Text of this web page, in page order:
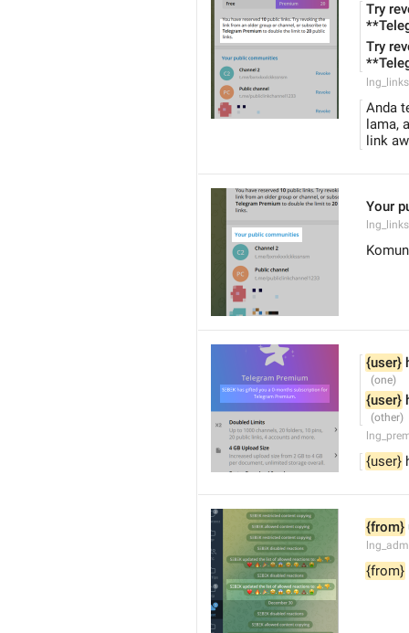
Try
Try
Anda
lama,
link
Your
{user}
{user}
{user}
{from}
{from}